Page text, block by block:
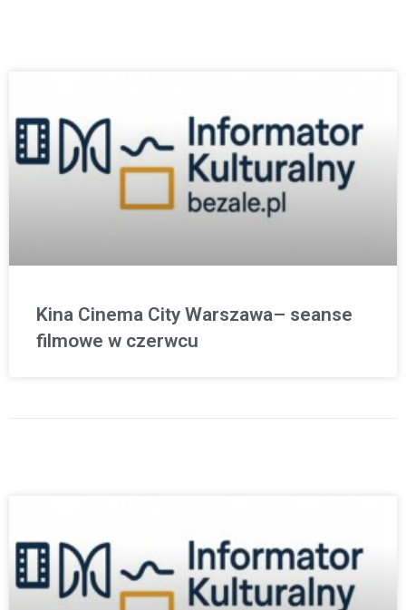
Kina Cinema City Warszawa– seanse
filmowe w czerwcu